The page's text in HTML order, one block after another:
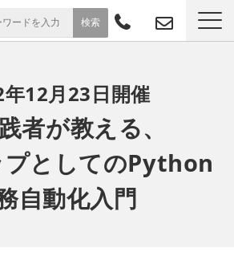
導入事例
お役立ち情報
セミナー
12月23日開催
者が教える、
としてのPython
自動化入門